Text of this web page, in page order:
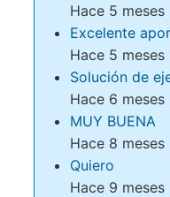
Hace 5 meses
Excelente
Hace 5 meses
Solución de
Hace 6 meses
MUY BUENA
Hace 8 meses
Quiero
Hace 9 meses